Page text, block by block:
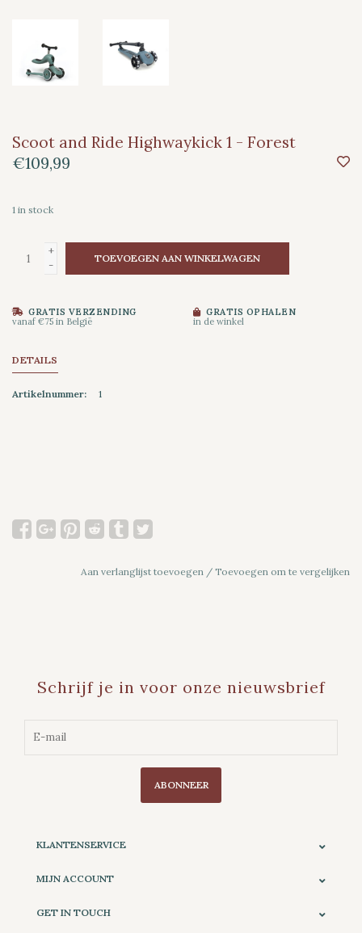
Scoot and Ride Highwaykick 1 - Forest
€109,99
1 in stock
+
-
TOEVOEGEN AAN WINKELWAGEN
GRATIS VERZENDING
vanaf €75 in België
GRATIS OPHALEN
in de winkel
DETAILS
Artikelnummer: 1
Aan verlanglijst toevoegen / Toevoegen om te vergelijken
Schrijf je in voor onze nieuwsbrief
ABONNEER
KLANTENSERVICE
MIJN ACCOUNT
GET IN TOUCH